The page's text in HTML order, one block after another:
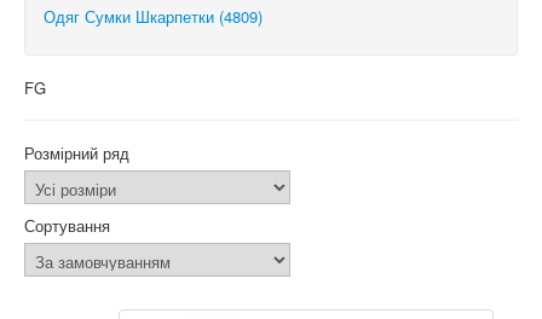
Одяг Сумки Шкарпетки (4809)
FG
Розмірний ряд
Сортування